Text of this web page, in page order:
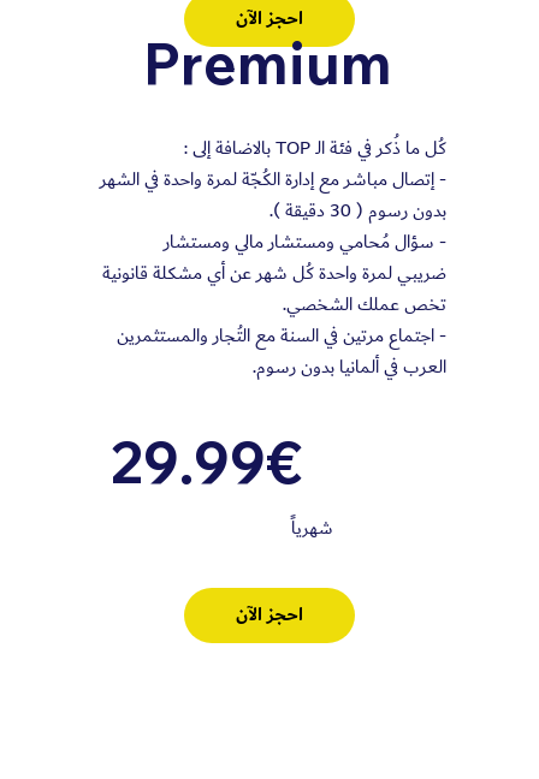
احجز الآن
Premium
كُل ما ذُكر في فئة الـ TOP بالاضافة إلى :
- إتصال مباشر مع إدارة الكُجّة لمرة واحدة في الشهر
بدون رسوم ( 30 دقيقة ).
- سؤال مُحامي ومستشار مالي ومستشار
ضريبي لمرة واحدة كُل شهر عن أي مشكلة قانونية
تخص عملك الشخصي.
- اجتماع مرتين في السنة مع التُجار والمستثمرين
العرب في ألمانيا بدون رسوم.
29.99€
شهرياً
احجز الآن